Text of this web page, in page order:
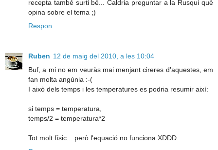
recepta també surti bé... Caldria preguntar a la Rusqui què
opina sobre el tema ;)
Respon
Ruben 12 de maig del 2010, a les 10:04
Buf, a mi no em veuràs mai menjant cireres d'aquestes, em
fan molta angúnia :-(
I això dels temps i les temperatures es podria resumir així:
si temps = temperatura,
temps/2 = temperatura*2
Tot molt físic... però l'equació no funciona XDDD